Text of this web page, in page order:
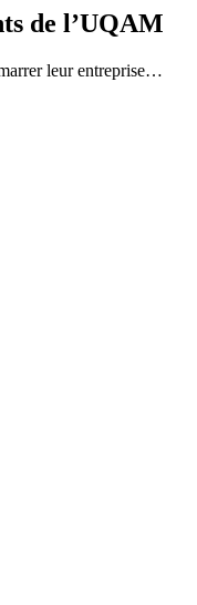
de l’UQAM
leur entreprise…